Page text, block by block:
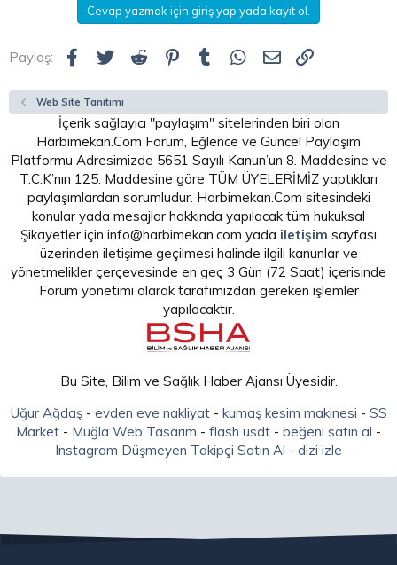
Cevap yazmak için giriş yap yada kayıt ol.
Paylaş: Facebook
Twitter Reddit Pinterest
Tumblr WhatsApp
E-posta
Web Site Tanıtımı
İçerik sağlayıcı "paylaşım" sitelerinden biri olan
Harbimekan.Com Forum, Eğlence ve Güncel Paylaşım
Platformu Adresimizde 5651 Sayılı Kanun’un 8. Maddesine ve
T.C.K’nın 125. Maddesine göre TÜM ÜYELERİMİZ yaptıkları
paylaşımlardan sorumludur. Harbimekan.Com sitesindeki
konular yada mesajlar hakkında yapılacak tüm hukuksal
Şikayetler için info@harbimekan.com yada iletişim sayfası
üzerinden iletişime geçilmesi halinde ilgili kanunlar ve
yönetmelikler çerçevesinde en geç 3 Gün (72 Saat) içerisinde
Forum yönetimi olarak tarafımızdan gereken işlemler
yapılacaktır.
Bu Site, Bilim ve Sağlık Haber Ajansı Üyesidir.
Uğur Ağdaş- evden eve nakliyat- kumaş kesim makinesi - SS
Market - Muğla Web Tasarım - flash usdt - beğeni satın al -
Instagram Düşmeyen Takipçi Satın Al - dizi izle